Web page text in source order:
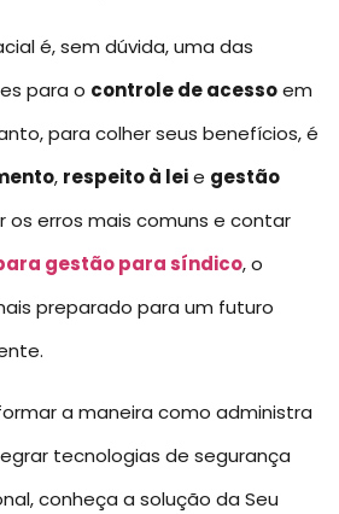
é, sem dúvida, uma das
para o controle de acessoem
para colher seus benefícios, é
, respeito à leie gestão
os erros mais comuns e contar
gestão para síndico, o
preparado para um futuro
a maneira como administra
tecnologias de segurança
conheça a solução da Seu